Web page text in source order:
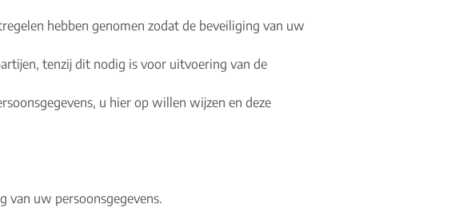
hebben genomen zodat de beveiliging van uw
tenzij dit nodig is voor uitvoering van de
u hier op willen wijzen en deze
van uw persoonsgegevens.